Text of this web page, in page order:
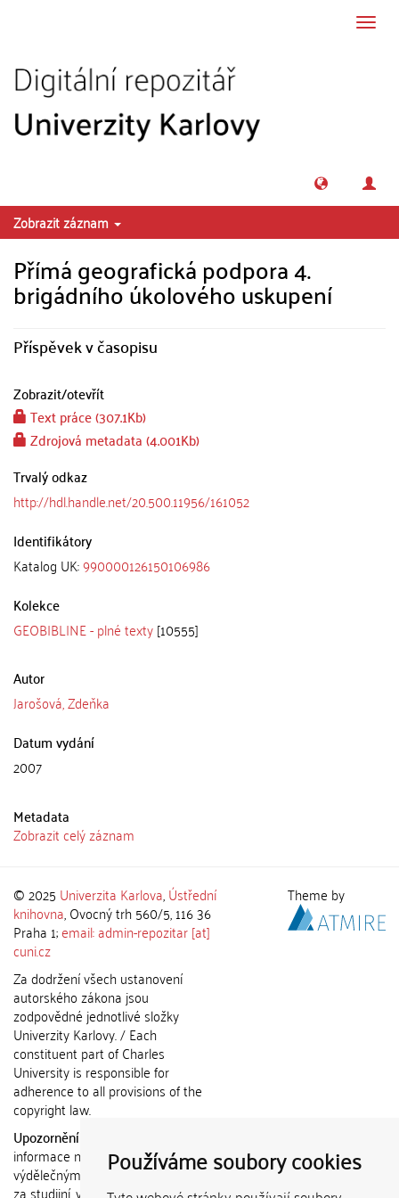
Používáme soubory cookies
Zobrazit záznam
Přímá geografická podpora 4.
brigádního úkolového uskupení
Příspěvek v časopisu
Zobrazit/otevřít
Text práce (307.1Kb)
Zdrojová metadata (4.001Kb)
Trvalý odkaz
http://hdl.handle.net/20.500.11956/161052
Identifikátory
Katalog UK:990000126150106986
Kolekce
GEOBIBLINE - plné texty[10555]
Autor
Jarošová, Zdeňka
Datum vydání
2007
Metadata
Zobrazit celý záznam
© 2025 Univerzita Karlova,Ústřední
knihovna, Ovocný trh 560/5, 116 36
Praha 1;email: admin-repozitar [at]
cuni.cz
Za dodržení všech ustanovení
autorského zákona jsou
zodpovědné jednotlivé složky
Univerzity Karlovy. / Each
constituent part of Charles
University is responsible for
adherence to all provisions of the
copyright law.
Upozornění / Notice:
informace nemohou být použity k
výdělečným účelům nebo vydávány
za studijní, vědeckou nebo jinou
Theme by